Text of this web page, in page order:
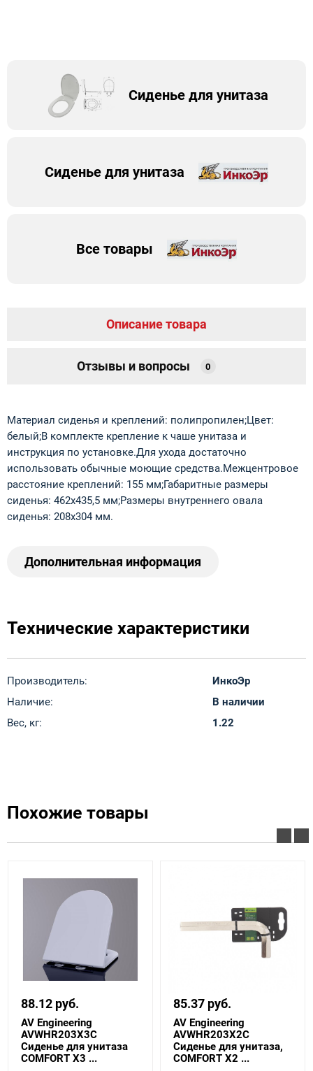
Сиденье для унитаза
Сиденье для унитаза
Все товары
Описание товара
Отзывы и вопросы 0
Материал сиденья и креплений: полипропилен;Цвет:
белый;В комплекте крепление к чаше унитаза и
инструкция по установке.Для ухода достаточно
использовать обычные моющие средства.Межцентровое
расстояние креплений: 155 мм;Габаритные размеры
сиденья: 462х435,5 мм;Размеры внутреннего овала
сиденья: 208х304 мм.
Дополнительная информация
Технические характеристики
Производитель:
ИнкоЭр
Наличие:
В наличии
Вес, кг:
1.22
Похожие товары
88.12 руб.
AV Engineering
AVWHR203X3C
Сиденье для унитаза
COMFORT X3 ...
85.37 руб.
AV Engineering
AVWHR203X2C
Сиденье для унитаза,
COMFORT X2 ...